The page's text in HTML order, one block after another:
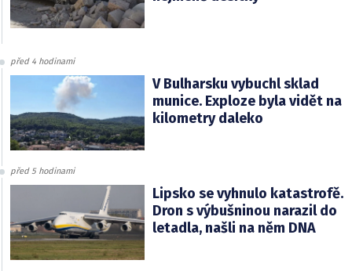
před 4 hodinami
V Bulharsku vybuchl sklad
munice. Exploze byla vidět na
kilometry daleko
před 5 hodinami
Lipsko se vyhnulo katastrofě.
Dron s výbušninou narazil do
letadla, našli na něm DNA